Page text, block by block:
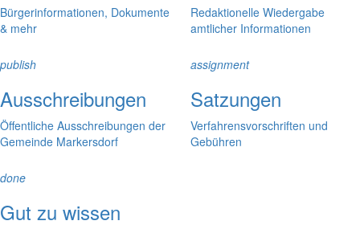
Bürgerinformationen, Dokumente
& mehr
Redaktionelle Wiedergabe
amtlicher Informationen
publish
Ausschreibungen
Öffentliche Ausschreibungen der
Gemeinde Markersdorf
assignment
Satzungen
Verfahrensvorschriften und
Gebühren
done
Gut zu wissen